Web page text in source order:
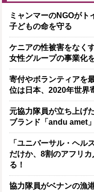
ミャンマーのNGOがト
子どもの命を守る
ケニアの性被害をなく
女性グループの事業化
寄付やボランティアを
位は日本、2020年世界
元協力隊員が立ち上げ
ブランド「andu amet
「ユニバーサル・ヘル
だけか、8割のアフリ
る！
協力隊員がベナンの漁